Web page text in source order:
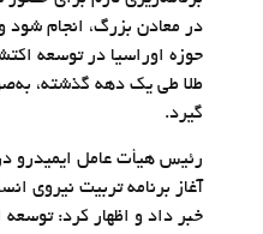
در معادن بزرگ، انجام شود
حوزه اوراسیا در توسعه
طلا طی یک دهه گذشته،
گیرد.
رئیس هیأت عامل ایمیدرو
آغاز برنامه تربیت نیروی
خبر داد و اظهار کرد: